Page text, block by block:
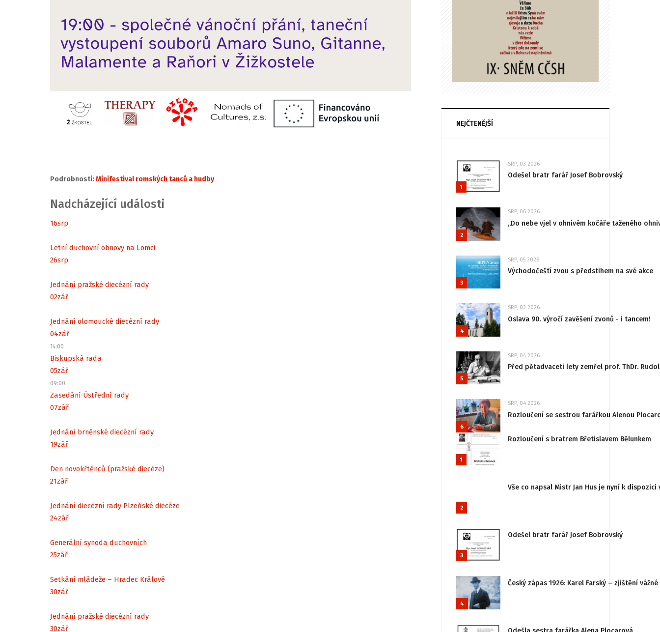
Podrobnosti:Minifestival romských tanců a hudby
Nadcházející události
16srp
Letní duchovní obnovy na Lomci
26srp
Jednání pražské diecézní rady
02zář
Jednání olomoucké diecézní rady
04zář
14:00
Biskupská rada
05zář
09:00
Zasedání Ústřední rady
07zář
Jednání brněnské diecézní rady
19zář
Den novokřtěnců (pražské diecéze)
21zář
Jednání diecézní rady Plzeňské diecéze
24zář
Generální synoda duchovních
25zář
Setkání mládeže – Hradec Králové
30zář
Jednání pražské diecézní rady
30zář
NEJČTENĚJŠÍ
1
SRP, 03 2026
Odešel bratr farář Josef Bobrovský
2
SRP, 06 2026
„Do nebe vjel v ohnivém kočáře taženého
3
SRP, 05 2026
Východočeští zvou s předstihem na své akce
4
SRP, 03 2026
Oslava 90. výročí zavěšení zvonů - i tancem!
5
SRP, 04 2026
Před pětadvaceti lety zemřel prof. ThDr.
6
SRP, 04 2026
Rozloučení se sestrou farářkou Alenou
1
Rozloučení s bratrem Břetislavem Bělunkem
2
Vše co napsal Mistr Jan Hus je nyní k
3
Odešel bratr farář Josef Bobrovský
4
Český zápas 1926: Karel Farský – zjištění